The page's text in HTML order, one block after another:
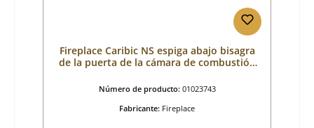
Fireplace Caribic NS espiga abajo bisagra
de la puerta de la cámara de combustión
Número de producto: 01023743
Fabricante: Fireplace